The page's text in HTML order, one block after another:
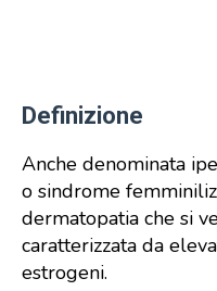
Definizione
Anche denominata
o sindrome
dermatopatia che si
caratterizzata da
estrogeni.